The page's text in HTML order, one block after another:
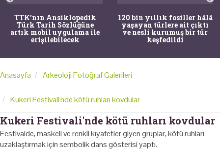
TTK'nın Ansiklopedik
Türk Tarih Sözlüğüne
artık mobil uygulama ile
erişilebilecek
120 bin yıllık fosiller hâlâ
yaşayan türlere ait çıktı
ve nesli kurumuş bir tür
keşfedildi
Anasayfa Arkeoloji Fotoğraf Galerileri
Kukeri Festivali'nde kötü ruhları kovdular
Kukeri Festivali'nde kötü ruhları kovdular
Festivalde, maskeli ve renkli kıyafetler giyen gruplar, kötü ruhları
uzaklaştırmak için sembolik dans gösterisi yaptı.